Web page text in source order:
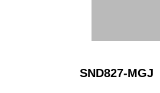
SND827-MGJ